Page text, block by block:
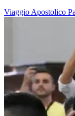
Viaggio Apostolico